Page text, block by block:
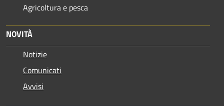
Agricoltura e pesca
NOVITÀ
Notizie
Comunicati
Avvisi